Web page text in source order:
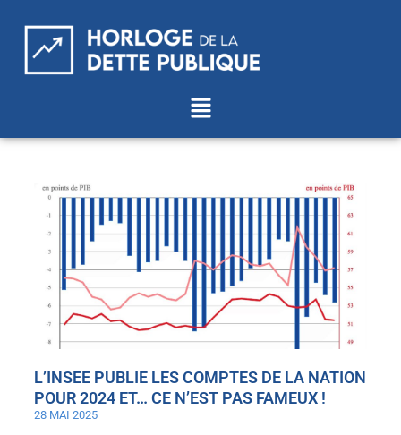
contenu
Menu
L’INSEE PUBLIE LES COMPTES DE LA NATION
POUR 2024 ET… CE N’EST PAS FAMEUX !
28 MAI 2025